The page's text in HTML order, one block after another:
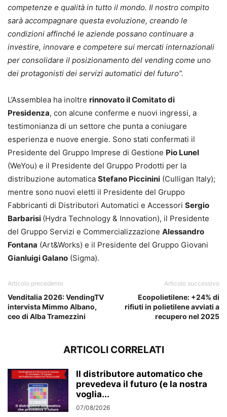
competenze e qualità in tutto il mondo. Il nostro compito
sarà accompagnare questa evoluzione, creando le
condizioni affinché le aziende possano continuare a
investire, innovare e competere sui mercati internazionali
per consolidare il posizionamento del vending come uno
dei protagonisti dei servizi automatici del futuro”.
L’Assemblea ha inoltre rinnovato il Comitato di
Presidenza, con alcune conferme e nuovi ingressi, a
testimonianza di un settore che punta a coniugare
esperienza e nuove energie. Sono stati confermati il
Presidente del Gruppo Imprese di Gestione Pio Lunel
(WeYou) e il Presidente del Gruppo Prodotti per la
distribuzione automatica Stefano Piccinini (Culligan Italy);
mentre sono nuovi eletti il Presidente del Gruppo
Fabbricanti di Distributori Automatici e Accessori Sergio
Barbarisi (Hydra Technology & Innovation), il Presidente
del Gruppo Servizi e Commercializzazione Alessandro
Fontana (Art&Works) e il Presidente del Gruppo Giovani
Gianluigi Galano (Sigma).
Articolo precedente
Venditalia 2026: VendingTV
intervista Mimmo Albano,
ceo di Alba Tramezzini
Articolo successivo
Ecopolietilene: +24% di
rifiuti in polietilene avviati a
recupero nel 2025
ARTICOLI CORRELATI
Il distributore automatico che
prevedeva il futuro (e la nostra
voglia...
07/08/2026